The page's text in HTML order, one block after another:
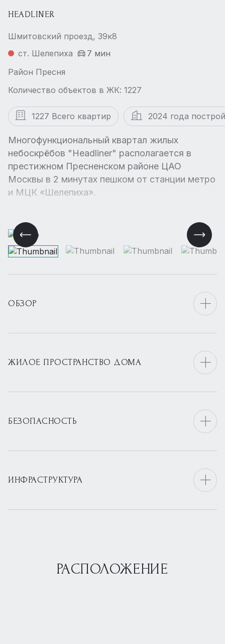
HEADLINER
Шмитовский проезд, 39к8
ст. Шелепиха
7 мин
Район Пресня
Количество объектов в ЖК: 1227
1227 Всего квартир 2024 года
Многофункциональный квартал жилых
небоскрёбов "Headliner" располагается в
престижном Пресненском районе ЦАО
Москвы в 2 минутах пешком от станции метро
и МЦК «Шелепиха».
ОБЗОР
ЖИЛОЕ ПРОСТРАНСТВО ДОМА
БЕЗОПАСНОСТЬ
ИНФРАСТРУКТУРА
РАСПОЛОЖЕНИЕ